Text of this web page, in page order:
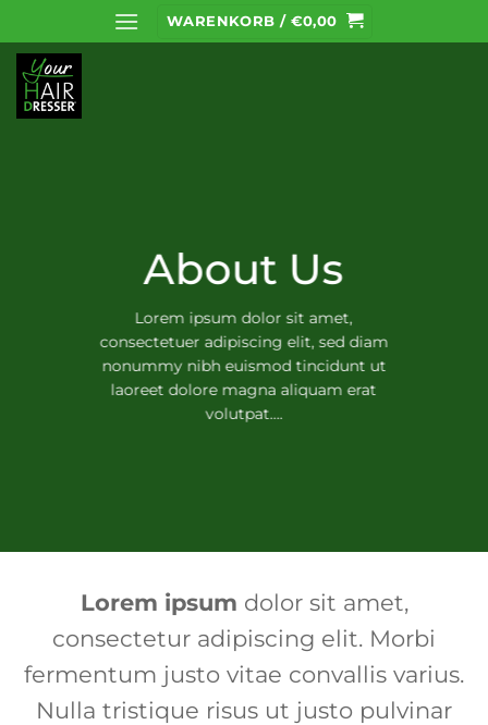
Inhalt
springen
WARENKORB / €0,00
About Us
Lorem ipsum dolor sit amet,
consectetuer adipiscing elit, sed diam
nonummy nibh euismod tincidunt ut
laoreet dolore magna aliquam erat
volutpat….
Lorem ipsum dolor sit amet,
consectetur adipiscing elit. Morbi
fermentum justo vitae convallis varius.
Nulla tristique risus ut justo pulvinar